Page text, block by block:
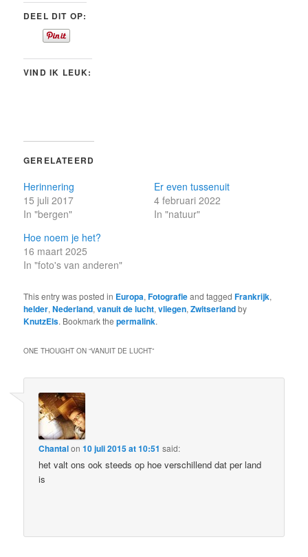
DEEL DIT OP:
VIND IK LEUK:
GERELATEERD
Herinnering
15 juli 2017
In "bergen"
Er even tussenuit
4 februari 2022
In "natuur"
Hoe noem je het?
16 maart 2025
In "foto's van anderen"
This entry was posted in Europa,Fotografieand taggedFrankrijk,
helder,Nederland,vanuit de lucht,vliegen,Zwitserlandby
KnutzEls. Bookmark thepermalink.
ONE THOUGHT ON “VANUIT DE LUCHT”
Chantalon10 juli 2015 at 10:51 said:
het valt ons ook steeds op hoe verschillend dat per land
is